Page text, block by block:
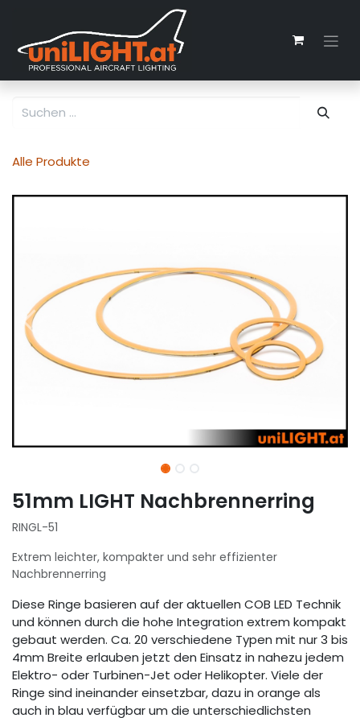
Alle Produkte
51mm LIGHT Nachbrennerring
RINGL-51
Extrem leichter, kompakter und sehr effizienter
Nachbrennerring
Diese Ringe basieren auf der aktuellen COB LED Technik
und können durch die hohe Integration extrem kompakt
gebaut werden. Ca. 20 verschiedene Typen mit nur 3 bis
4mm Breite erlauben jetzt den Einsatz in nahezu jedem
Elektro- oder Turbinen-Jet oder Helikopter. Viele der
Ringe sind ineinander einsetzbar, dazu in orange als
auch in blau verfügbar um die unterschiedlichsten